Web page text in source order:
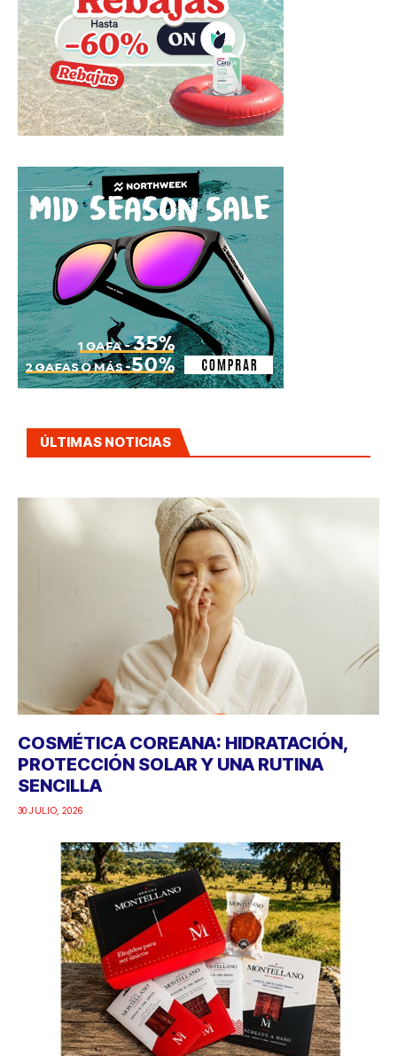
ÚLTIMAS NOTICIAS
COSMÉTICA COREANA: HIDRATACIÓN,
PROTECCIÓN SOLAR Y UNA RUTINA
SENCILLA
30 JULIO, 2026